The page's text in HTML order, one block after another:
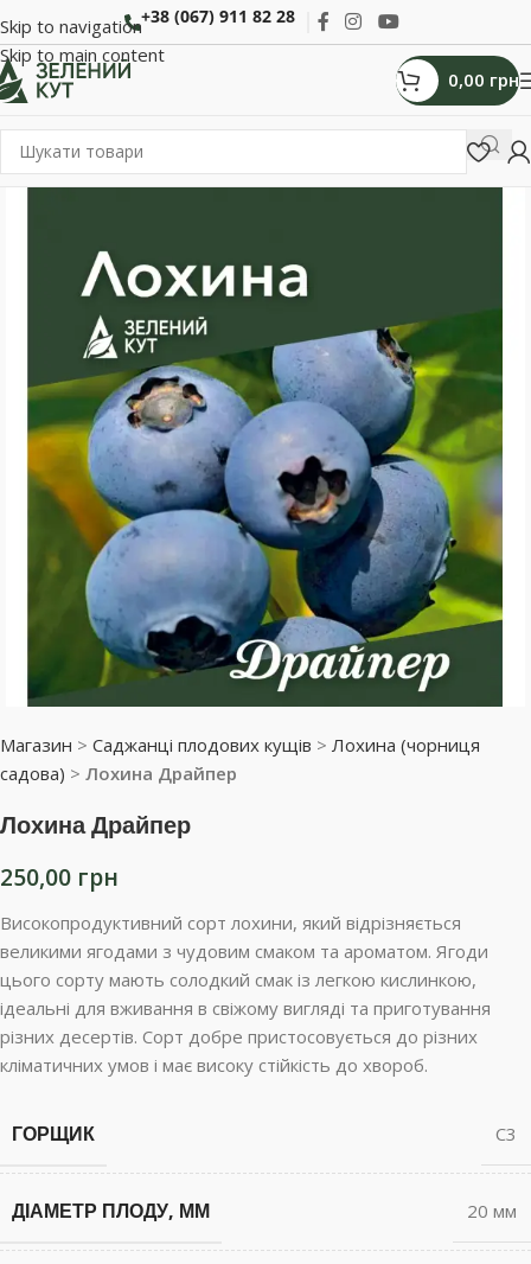
Skip to navigation
Skip to main content
+38 (067) 911 82 28
0,00 грн
Магазин > Саджанці плодових кущів > Лохина (чорниця
садова) > Лохина Драйпер
Лохина Драйпер
250,00 грн
Високопродуктивний сорт лохини, який відрізняється
великими ягодами з чудовим смаком та ароматом. Ягоди
цього сорту мають солодкий смак із легкою кислинкою,
ідеальні для вживання в свіжому вигляді та приготування
різних десертів. Сорт добре пристосовується до різних
кліматичних умов і має високу стійкість до хвороб.
ГОРЩИК С3
ДІАМЕТР ПЛОДУ, ММ 20 мм